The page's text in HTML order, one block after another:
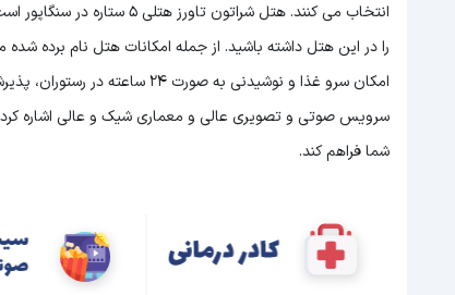
انتخاب می کنند. هتل شراتون تاورز هتلی 5 ستاره در سنگاپور است و با توجه به 5 ستاره بودن این هتل
را در این هتل داشته باشید. از جمله امکانات هتل نام برده
سرویس صوتی و تصویری عالی و معماری شیک و عالی اشاره کرد.
شما فراهم کند.